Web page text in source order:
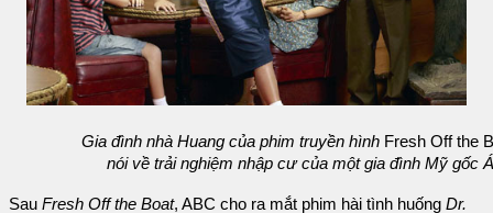
Gia đình nhà Huang của phim truyền hìnhFresh Off the
nói về trải nghiệm nhập cư của một gia đình Mỹ gốc Á
Sau Fresh Off the Boat, ABC cho ra mắt phim hài tình huống Dr.